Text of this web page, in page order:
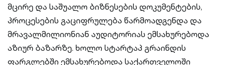
მცირე და საშუალო ბიზნესების დოკუმენტების,
პროცესების გაციფრულება წარმოადგენდა და
მრავალმილიონიან აუდიტორიას ემსახურებოდა
აზიურ ბაზარზე. ხოლო სტარტაპ გრაინდის
ფარგლებში ემსახურებოდა საქართველოში